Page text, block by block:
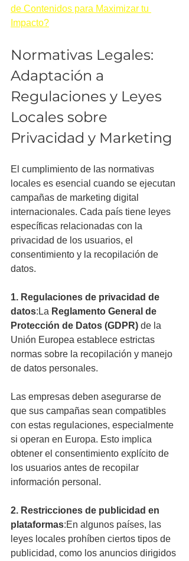
de Contenidos para Maximizar tu
Impacto?
Normativas Legales:
Adaptación a
Regulaciones y Leyes
Locales sobre
Privacidad y Marketing
El cumplimiento de las normativas
locales es esencial cuando se ejecutan
campañas de marketing digital
internacionales. Cada país tiene leyes
específicas relacionadas con la
privacidad de los usuarios, el
consentimiento y la recopilación de
datos.
1. Regulaciones de privacidad de
datos:La Reglamento General de
Protección de Datos (GDPR) de la
Unión Europea establece estrictas
normas sobre la recopilación y manejo
de datos personales.
Las empresas deben asegurarse de
que sus campañas sean compatibles
con estas regulaciones, especialmente
si operan en Europa. Esto implica
obtener el consentimiento explícito de
los usuarios antes de recopilar
información personal.
2. Restricciones de publicidad en
plataformas:En algunos países, las
leyes locales prohíben ciertos tipos de
publicidad, como los anuncios dirigidos